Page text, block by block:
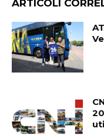
ARTICOLI